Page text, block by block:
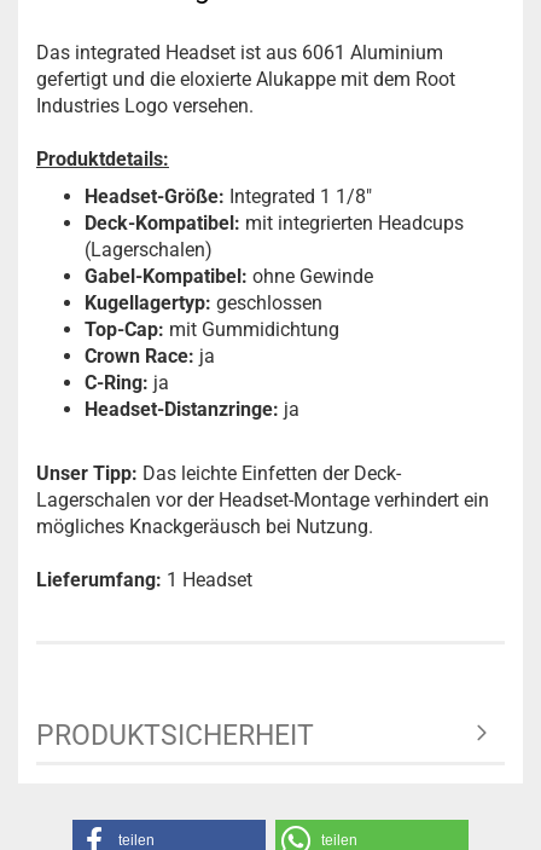
Das integrated Headset ist aus 6061 Aluminium
gefertigt und die eloxierte Alukappe mit dem Root
Industries Logo versehen.
Produktdetails:
Headset-Größe: Integrated 1 1/8"
Deck-Kompatibel: mit integrierten Headcups
(Lagerschalen)
Gabel-Kompatibel: ohne Gewinde
Kugellagertyp: geschlossen
Top-Cap: mit Gummidichtung
Crown Race: ja
C-Ring: ja
Headset-Distanzringe: ja
Unser Tipp: Das leichte Einfetten der Deck-
Lagerschalen vor der Headset-Montage verhindert ein
mögliches Knackgeräusch bei Nutzung.
Lieferumfang: 1 Headset
PRODUKTSICHERHEIT
teilen teilen